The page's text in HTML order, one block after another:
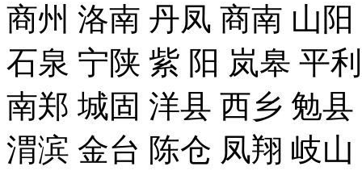
商州 洛南 丹凤 商南 山
石泉 宁陕 紫 阳 岚皋 平
南郑 城固 洋县 西乡 勉
渭滨 金台 陈仓 凤翔 岐